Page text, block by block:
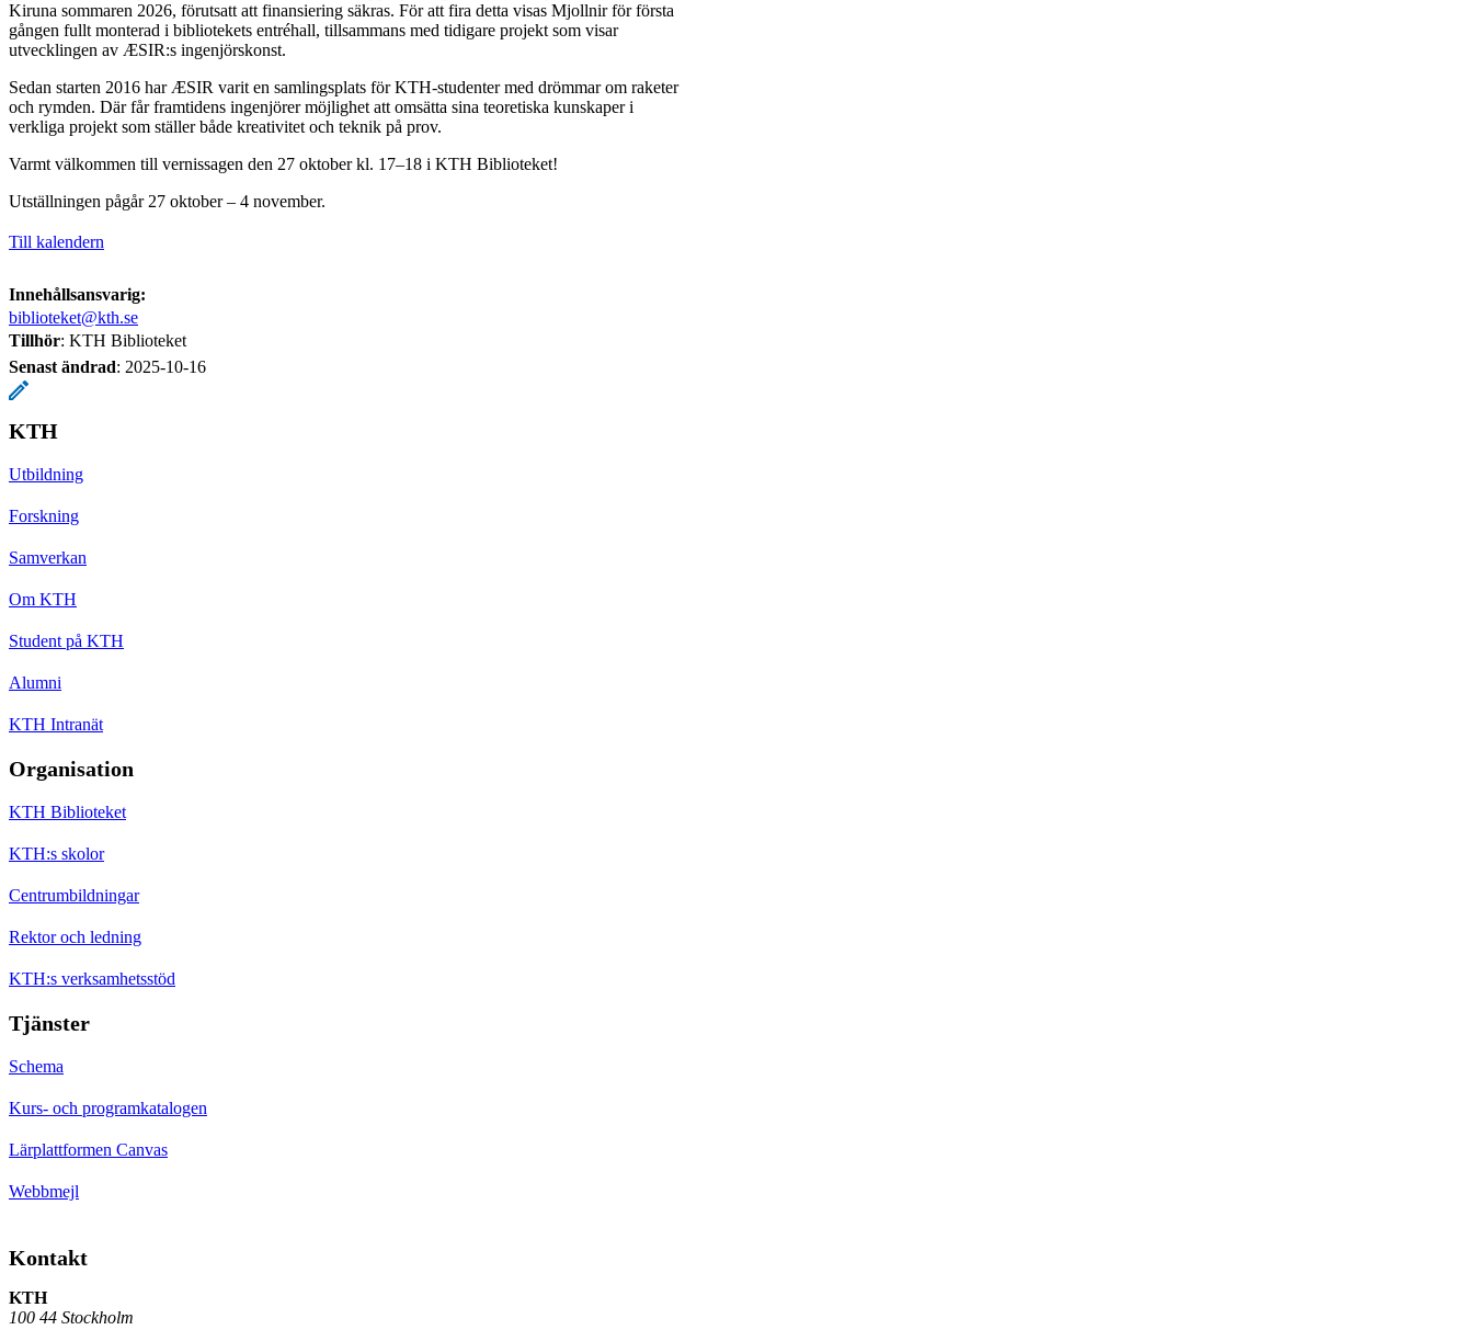
Kiruna sommaren 2026, förutsatt att finansiering säkras. För att fira detta visas Mjollnir för första
gången fullt monterad i bibliotekets entréhall, tillsammans med tidigare projekt som visar
utvecklingen av ÆSIR:s ingenjörskonst.
Sedan starten 2016 har ÆSIR varit en samlingsplats för KTH-studenter med drömmar om raketer
och rymden. Där får framtidens ingenjörer möjlighet att omsätta sina teoretiska kunskaper i
verkliga projekt som ställer både kreativitet och teknik på prov.
Varmt välkommen till vernissagen den 27 oktober kl. 17–18 i KTH Biblioteket!
Utställningen pågår 27 oktober – 4 november.
Till kalendern
Innehållsansvarig:
biblioteket@kth.se
Tillhör: KTH Biblioteket
Senast ändrad: 2025-10-16
KTH
Utbildning
Forskning
Samverkan
Om KTH
Student på KTH
Alumni
KTH Intranät
Organisation
KTH Biblioteket
KTH:s skolor
Centrumbildningar
Rektor och ledning
KTH:s verksamhetsstöd
Tjänster
Schema
Kurs- och programkatalogen
Lärplattformen Canvas
Webbmejl
Kontakt
KTH
100 44 Stockholm